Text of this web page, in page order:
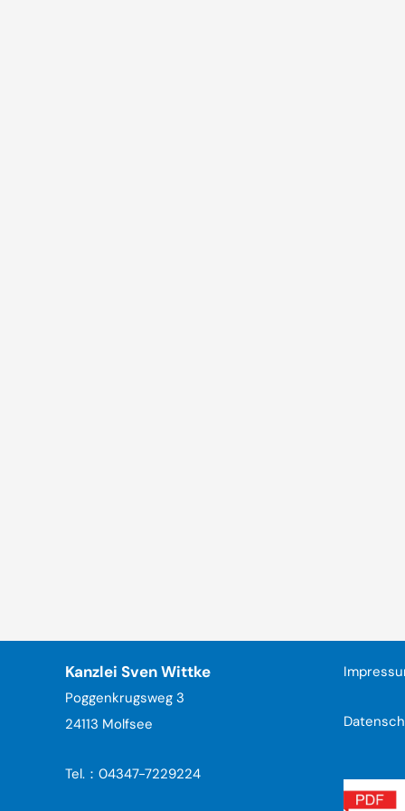
Kanzlei Sven Wittke
Poggenkrugsweg 3
24113 Molfsee
Tel.：04347-7229224